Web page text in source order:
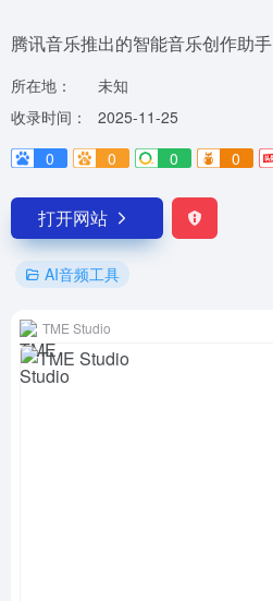
腾讯音乐推出的智能音乐创作助手
所在地：
未知
收录时间：
2025-11-25
0
0 0 0
打开网站
AI音频工具
TME Studio